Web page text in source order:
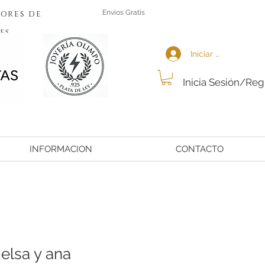
de
Envios Gratis
Inicia Sesión/
Iniciar sesión
INFORMACION CONTACTO
y ana